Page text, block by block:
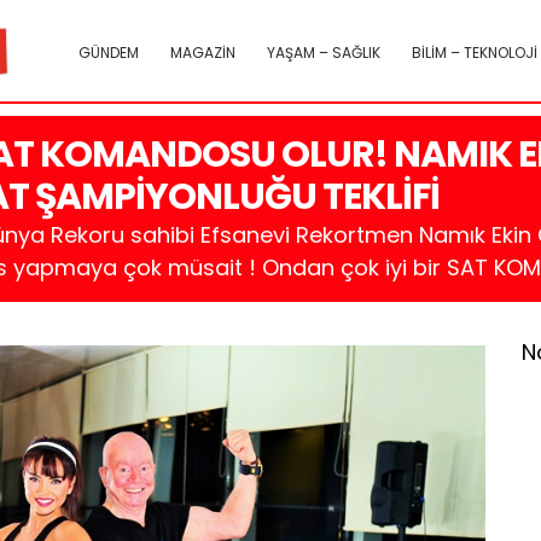
GÜNDEM MAGAZİN YAŞAM – SAĞLIK BİLİM – TEKNOLOJİ
KOMANDOSU OLUR! NAMIK
ŞAMPİYONLUĞU TEKLİFİ
Rekoru sahibi Efsanevi Rekortmen Namık Ekin
çok müsait ! Ondan çok iyi bir SAT